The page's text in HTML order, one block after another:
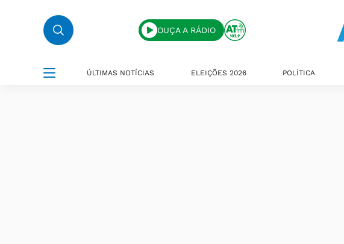
OUÇA A RÁDIO
ÚLTIMAS NOTÍCIAS ELEIÇÕES 2026 POLÍTICA